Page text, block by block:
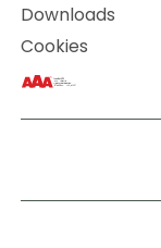
Downloads
Cookies